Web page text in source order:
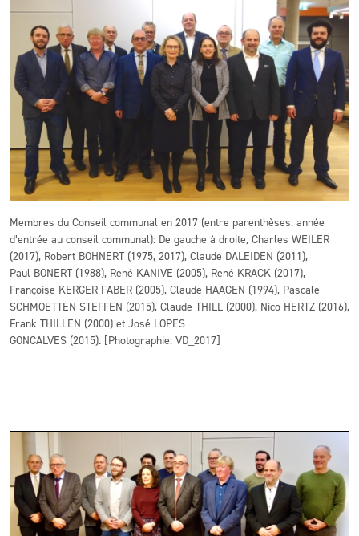
Membres du Conseil communal en 2017 (entre parenthèses: année
d’entrée au conseil communal): De gauche à droite, Charles WEILER
(2017), Robert BOHNERT (1975, 2017), Claude DALEIDEN (2011),
Paul BONERT (1988), René KANIVE (2005), René KRACK (2017),
Françoise KERGER-FABER (2005), Claude HAAGEN (1994), Pascale
SCHMOETTEN-STEFFEN (2015), Claude THILL (2000), Nico HERTZ (2016),
Frank THILLEN (2000) et José LOPES
GONCALVES (2015). [Photographie: VD_2017]